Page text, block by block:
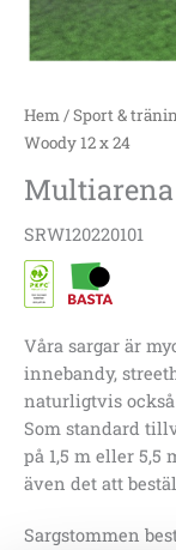
Hem/Sport &
Woody 12 x 24
Multiarena
SRW120220101
Våra sargar är
innebandy,
naturligtvis
Som standard
på 1,5 m eller 5,5
även det att
Sargstommen